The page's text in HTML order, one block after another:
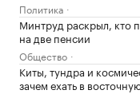
Политика
Минтруд раскрыл, кто
на две пенсии
Общество
Киты, тундра и
зачем ехать в